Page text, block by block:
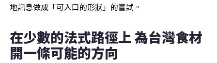
地訊息做成「可入口的形狀」的嘗試。
在少數的法式路徑上 為台灣食材
開一條可能的方向